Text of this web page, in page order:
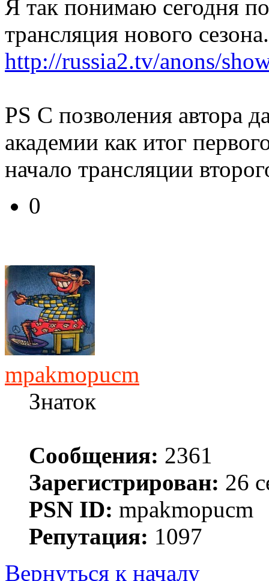
Я так понимаю сегодня
трансляция нового
http://russia2.tv/anons/
PS С позволения автора
академии как итог
начало трансляции
0
mpakmopucm
Знаток
Сообщения: 2361
Зарегистрирован: 26
PSN ID: mpakmopucm
Репутация: 1097
Вернуться к началу